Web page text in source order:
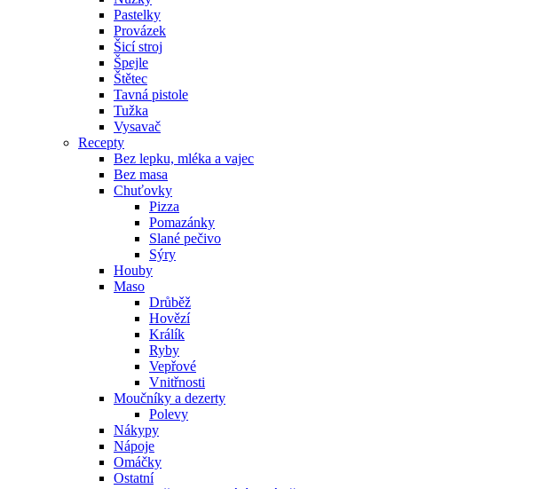
Pastelky
Provázek
Šicí stroj
Špejle
Štětec
Tavná pistole
Tužka
Vysavač
Recepty
Bez lepku, mléka a vajec
Bez masa
Chuťovky
Pizza
Pomazánky
Slané pečivo
Sýry
Houby
Maso
Drůběž
Hovězí
Králík
Ryby
Vepřové
Vnitřnosti
Moučníky a dezerty
Polevy
Nákypy
Nápoje
Omáčky
Ostatní